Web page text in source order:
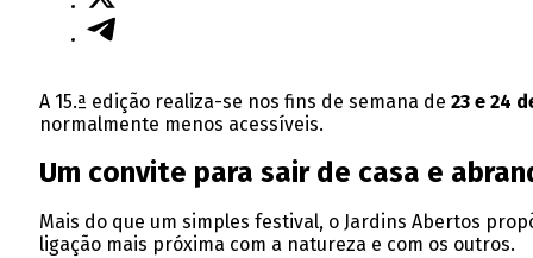
A 15.ª edição realiza-se nos fins de semana de 23 e 24
normalmente menos acessíveis.
Um convite para sair de casa e
Mais do que um simples festival, o Jardins Abertos
ligação mais próxima com a natureza e com os outros.